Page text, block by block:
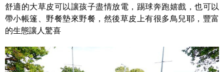
舒適的大草皮可以讓孩子盡情放電，踢球奔跑嬉戲，也可以
帶小帳篷、野餐墊來野餐，然後草皮上有很多鳥兒耶，豐富
的生態讓人驚喜